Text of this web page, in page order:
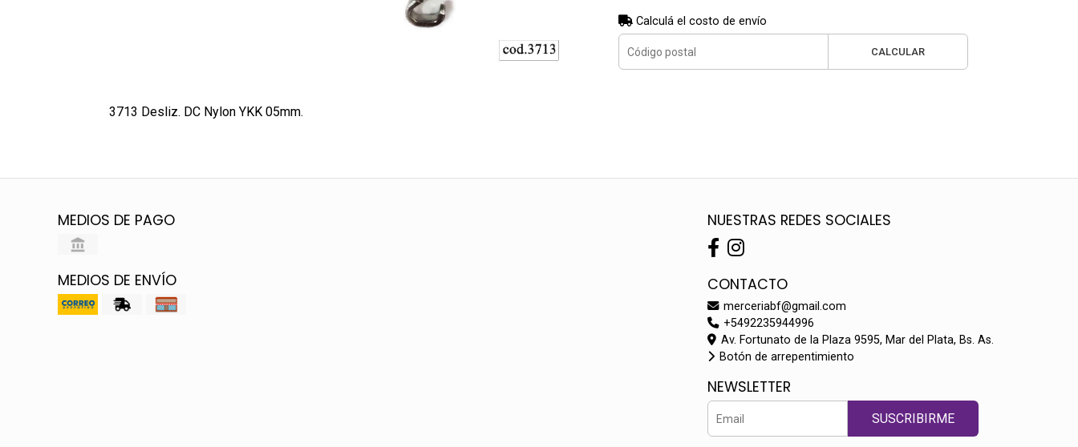
3713 Desliz. DC Nylon YKK 05mm.
Calculá el costo de envío
CALCULAR
MEDIOS DE PAGO
MEDIOS DE ENVÍO
NUESTRAS REDES SOCIALES
CONTACTO
merceriabf@gmail.com
+5492235944996
Av. Fortunato de la Plaza 9595, Mar del Plata, Bs. As.
Botón de arrepentimiento
NEWSLETTER
SUSCRIBIRME